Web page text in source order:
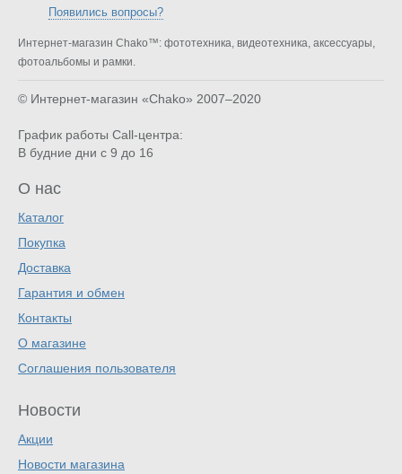
Появились вопросы?
Интернет-магазин Chako™: фототехника, видеотехника, аксессуары,
фотоальбомы и рамки.
© Интернет-магазин «Chako» 2007–2020
График работы Call-центра:
В будние дни с 9 до 16
О нас
Каталог
Покупка
Доставка
Гарантия и обмен
Контакты
О магазине
Соглашения пользователя
Новости
Акции
Новости магазина